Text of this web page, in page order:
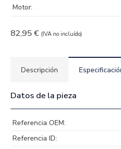
82,95 € (IVA no incluído)
Motor:
Descripción
Datos de la pieza
Referencia OEM:
Referencia ID: